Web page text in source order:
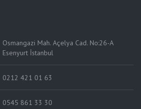
Osmangazi Mah. Açelya Cad. No:26-A
Esenyurt İstanbul
0212 421 01 63
0545 861 33 30